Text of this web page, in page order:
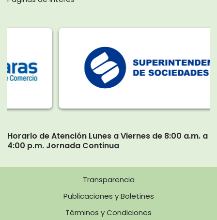
Horario de Atención Lunes a Viernes de 8:00 a.m. a
4:00 p.m. Jornada Continua
Transparencia
Publicaciones y Boletines
Términos y Condiciones